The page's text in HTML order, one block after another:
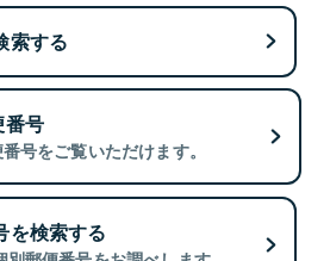
索する
番号
号をご覧いただけます。
を検索する